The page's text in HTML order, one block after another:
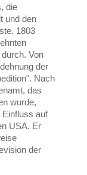
die
und den
1803
Von
der
Nach
das
wurde,
Einfluss auf
USA. Er
der